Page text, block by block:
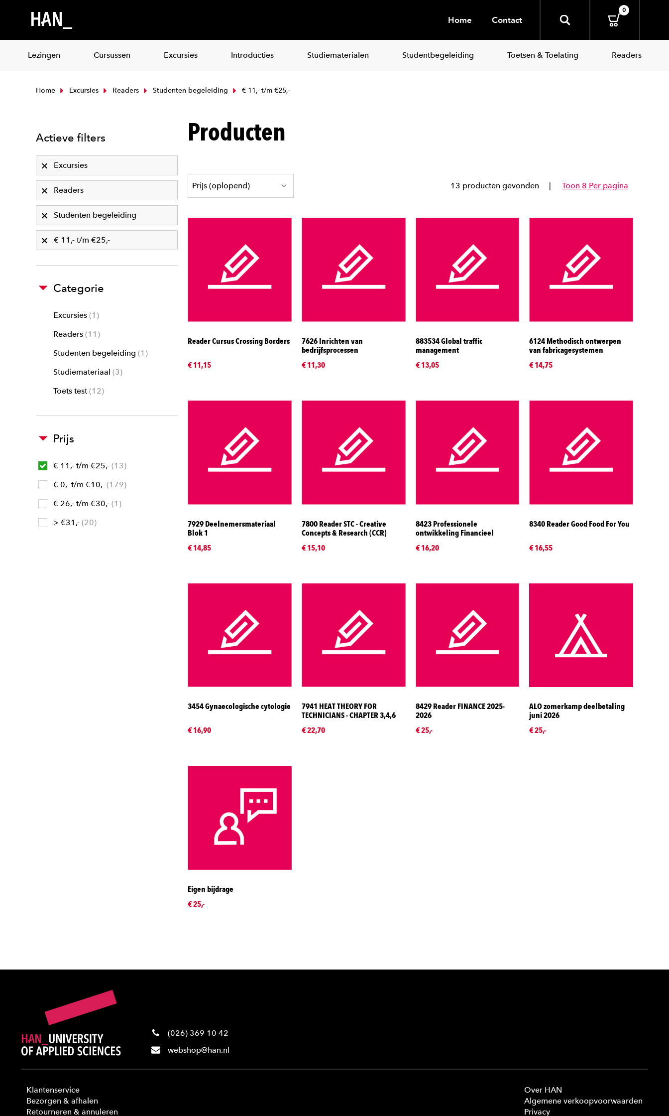
Home Contact
0
Lezingen Cursussen Excursies Introducties Studiematerialen Studentbegeleiding Toetsen & Toelating Readers
Home Excursies Readers Studenten begeleiding € 11,- t/m €25,-
Actieve filters
Excursies
Readers
Studenten begeleiding
€ 11,- t/m €25,-
Categorie
Excursies 1
Readers 11
Studenten begeleiding
1
Studiemateriaal 3
Toets test 12
Prijs
€ 11,- t/m €25,- 13
€ 0,- t/m €10,- 179
€ 26,- t/m €30,- 1
> €31,- 20
Producten
13 producten gevonden Toon 8 Per pagina
Reader Cursus Crossing Borders
€ 11,15
7626 Inrichten van
bedrijfsprocessen
€ 11,30
883534 Global traffic
management
€ 13,05
6124 Methodisch ontwerpen
van fabricagesystemen
€ 14,75
7929 Deelnemersmateriaal
Blok 1
€ 14,85
7800 Reader STC - Creative
Concepts & Research (CCR)
€ 15,10
8423 Professionele
ontwikkeling Financieel
€ 16,20
8340 Reader Good Food For You
€ 16,55
3454 Gynaecologische cytologie
€ 16,90
7941 HEAT THEORY FOR
TECHNICIANS - CHAPTER 3,4,6
€ 22,70
8429 Reader FINANCE 2025-
2026
€ 25,-
ALO zomerkamp deelbetaling
juni 2026
€ 25,-
Eigen bijdrage
€ 25,-
(026) 369 10 42
webshop@han.nl
Klantenservice
Bezorgen & afhalen
Retourneren & annuleren
Over HAN
Algemene verkoopvoorwaarden
Privacy